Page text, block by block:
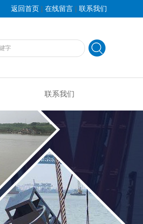
返回首页 | 在线留言 | 联系我们
联系我们